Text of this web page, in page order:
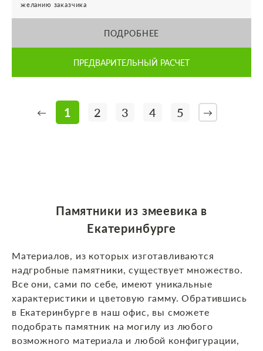
желанию заказчика
ПОДРОБНЕЕ
ПРЕДВАРИТЕЛЬНЫЙ РАСЧЕТ
← 1 2 3 4 5 →
Памятники из змеевика в
Екатеринбурге
Материалов, из которых изготавливаются
надгробные памятники, существует множество.
Все они, сами по себе, имеют уникальные
характеристики и цветовую гамму. Обратившись
в Екатеринбурге в наш офис, вы сможете
подобрать памятник на могилу из любого
возможного материала и любой конфигурации,